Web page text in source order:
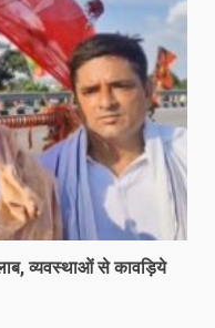
व्यवस्थाओं से कावड़िये